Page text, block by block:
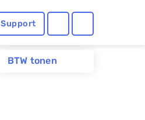
Support
BTW tonen